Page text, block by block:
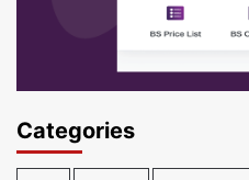
Categories